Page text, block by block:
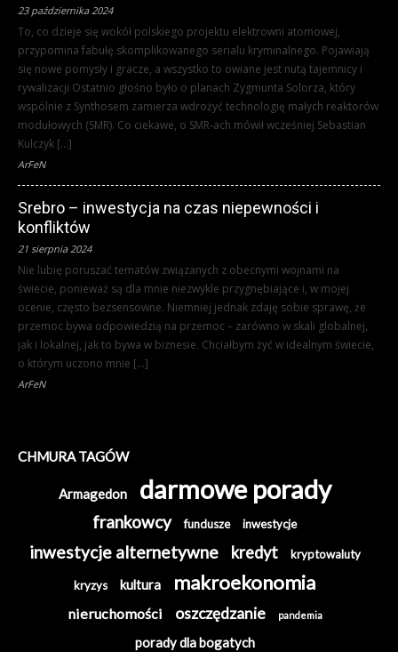
23 października 2024
To, co dzieje się wokół polskiego projektu elektrowni atomowej,
przypomina fabułę skomplikowanego serialu kryminalnego. Pojawiają
się nowe pomysły i gracze, a wszystko to owiane jest nutą tajemnicy i
rywalizacji Ostatnio głośno było o planach Zygmunta Solorza, który
wspólnie z Synthosem zamierza wdrożyć technologię małych reaktorów
modułowych (SMR). Co ciekawe, o SMR-ach mówił wcześniej Sebastian
Kulczyk […]
ArFeN
Srebro – inwestycja na czas niepewności i
konfliktów
21 sierpnia 2024
Nie lubię poruszać tematów związanych z obecnymi wojnami na
świecie, ponieważ są dla mnie niezwykle przygnębiające i, w mojej
ocenie, często bezsensowne. Niemniej jednak zdaję sobie sprawę, że
przemoc bywa odpowiedzią na przemoc – zarówno w skali globalnej,
jak i lokalnej, jak to bywa w biznesie. Chciałbym żyć w idealnym świecie,
o którym uczono mnie […]
ArFeN
CHMURA TAGÓW
Armagedon darmowe porady
frankowcy fundusze inwestycje
inwestycje alternetywne kredyt kryptowaluty
kryzys kultura makroekonomia
nieruchomości oszczędzanie pandemia
porady dla bogatych